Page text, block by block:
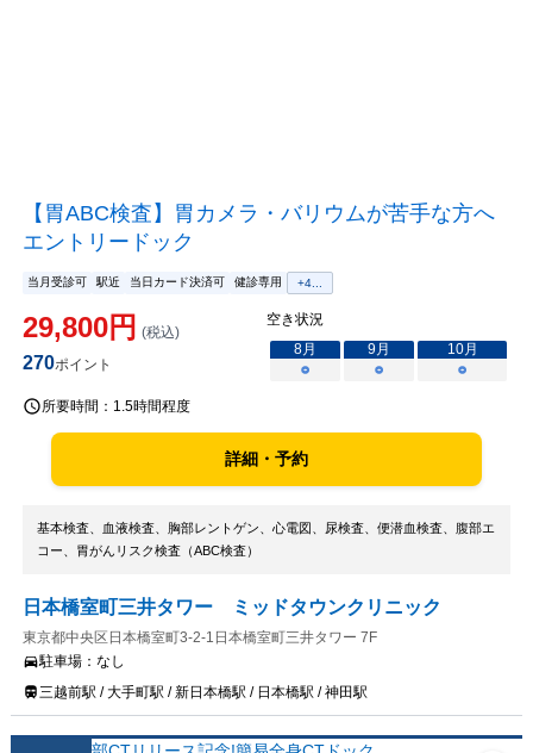
【胃ABC検査】胃カメラ・バリウムが苦手な方へ
エントリードック
当月受診可 駅近 当日カード決済可 健診専用 +4...
29,800円 (税込)
270ポイント
空き状況
8月 9月 10月
○
○ ○
所要時間： 1.5時間程度
詳細・予約
基本検査、血液検査、胸部レントゲン、心電図、尿検査、便潜血検査、腹部エ
コー、胃がんリスク検査（ABC検査）
日本橋室町三井タワー ミッドタウンクリニック
東京都中央区日本橋室町3-2-1日本橋室町三井タワー 7F
駐車場： なし
三越前駅 / 大手町駅 / 新日本橋駅 / 日本橋駅 / 神田駅